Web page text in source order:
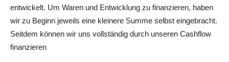
entwickelt. Um Waren und Entwicklung zu finanzieren, haben
wir zu Beginn jeweils eine kleinere Summe selbst eingebracht.
Seitdem können wir uns vollständig durch unseren Cashflow
finanzieren